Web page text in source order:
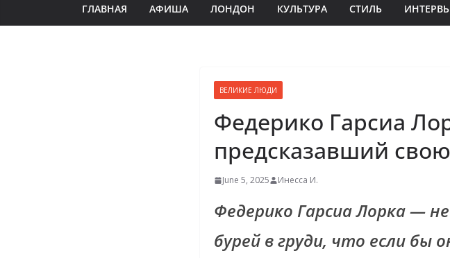
ГЛАВНАЯ АФИША ЛОНДОН КУЛЬТУРА СТИЛЬ
ВЕЛИКИЕ ЛЮДИ
Федерико Гарсиа
предсказавший
June 5, 2025 Инесса И.
Федерико Гарсиа Лорка —
бурей в груди, что если бы